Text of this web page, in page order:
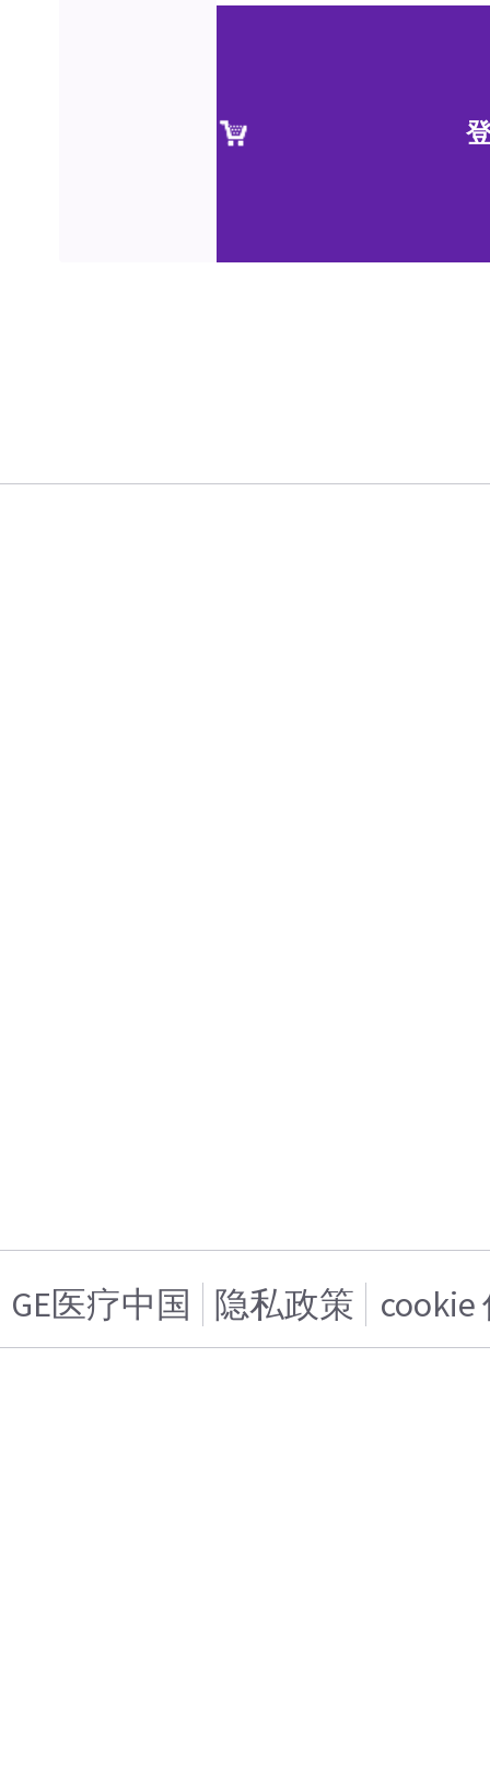
GE医疗中国 隐私政策 cookie